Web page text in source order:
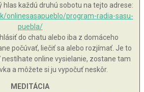
hlas každú druhú sobotu na tejto adrese:
onlinesasapueblo/program-radia-sasu-
puebla/
do chatu alebo iba z domáceho
počúvať, liečiť sa alebo rozjímať. Je to
online vysielanie, zostane tam
a môžete si ju vypočuť neskôr.
MEDITÁCIA